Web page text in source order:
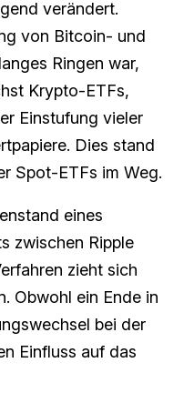
verändert.
von Bitcoin- und
Ringen war,
Krypto-ETFs,
Einstufung vieler
Dies stand
Spot-ETFs im Weg.
eines
zwischen Ripple
zieht sich
Obwohl ein Ende in
bei der
Einfluss auf das